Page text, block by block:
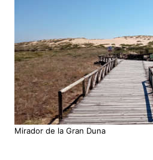
Mirador de la Gran Duna